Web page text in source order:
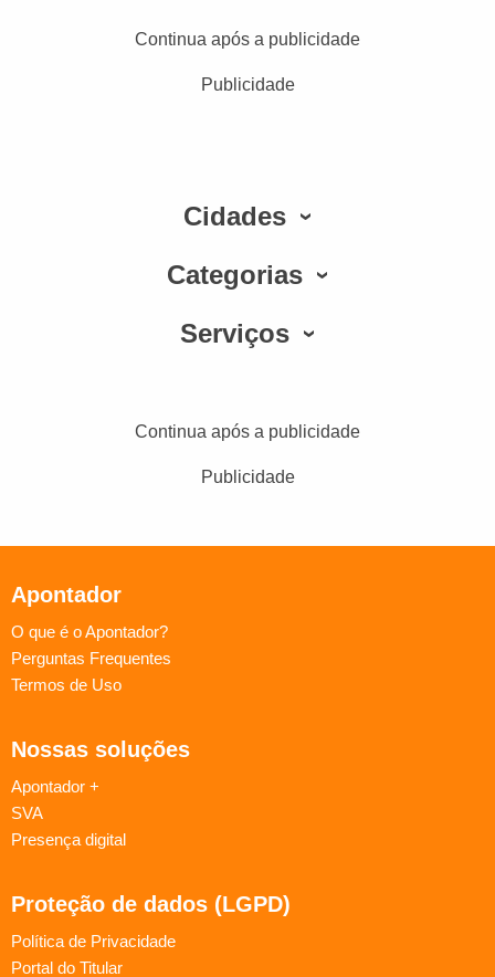
Continua após a publicidade
Publicidade
Cidades
Categorias
Serviços
Continua após a publicidade
Publicidade
Apontador
O que é o Apontador?
Perguntas Frequentes
Termos de Uso
Nossas soluções
Apontador +
SVA
Presença digital
Proteção de dados (LGPD)
Política de Privacidade
Portal do Titular